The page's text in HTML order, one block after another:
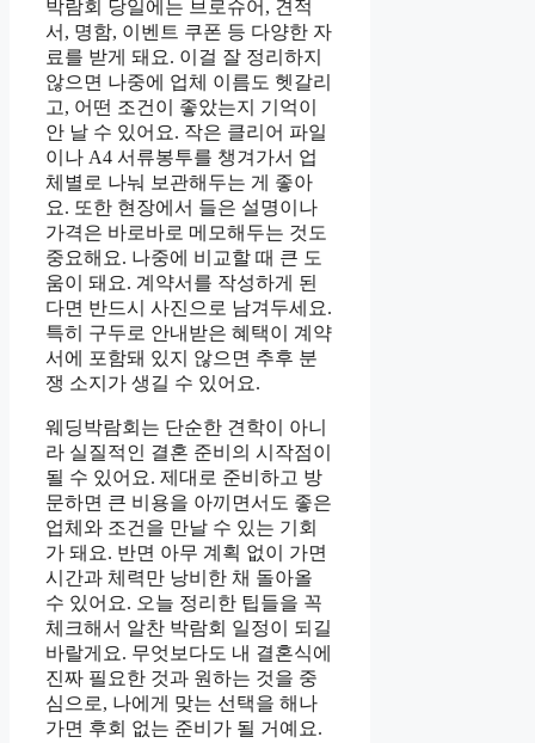
박람회 당일에는 브로슈어, 견적
서, 명함, 이벤트 쿠폰 등 다양한 자
료를 받게 돼요. 이걸 잘 정리하지
않으면 나중에 업체 이름도 헷갈리
고, 어떤 조건이 좋았는지 기억이
안 날 수 있어요. 작은 클리어 파일
이나 A4 서류봉투를 챙겨가서 업
체별로 나눠 보관해두는 게 좋아
요. 또한 현장에서 들은 설명이나
가격은 바로바로 메모해두는 것도
중요해요. 나중에 비교할 때 큰 도
움이 돼요. 계약서를 작성하게 된
다면 반드시 사진으로 남겨두세요.
특히 구두로 안내받은 혜택이 계약
서에 포함돼 있지 않으면 추후 분
쟁 소지가 생길 수 있어요.
웨딩박람회는 단순한 견학이 아니
라 실질적인 결혼 준비의 시작점이
될 수 있어요. 제대로 준비하고 방
문하면 큰 비용을 아끼면서도 좋은
업체와 조건을 만날 수 있는 기회
가 돼요. 반면 아무 계획 없이 가면
시간과 체력만 낭비한 채 돌아올
수 있어요. 오늘 정리한 팁들을 꼭
체크해서 알찬 박람회 일정이 되길
바랄게요. 무엇보다도 내 결혼식에
진짜 필요한 것과 원하는 것을 중
심으로, 나에게 맞는 선택을 해나
가면 후회 없는 준비가 될 거예요.